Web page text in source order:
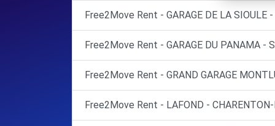
Free2Move Rent - GARAGE DE LA SIOULE
Free2Move Rent - GARAGE DU PANAMA -
Free2Move Rent - GRAND GARAGE
Free2Move Rent - LAFOND - CHARENTON-